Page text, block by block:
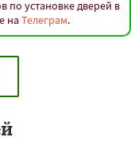
по установке дверей в
на Телеграм.